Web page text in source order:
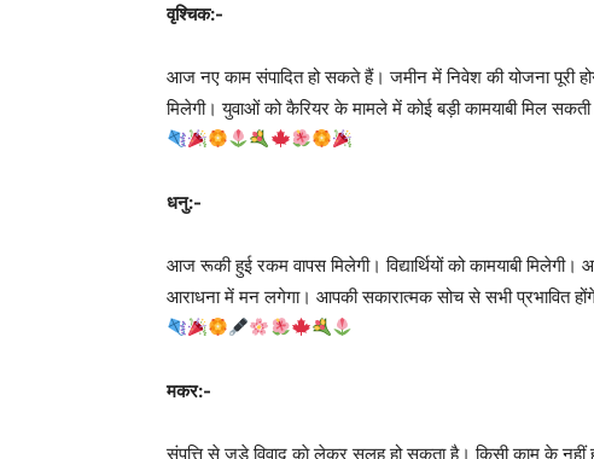
वृश्चिक:-
आज नए काम संपादित हो सकते हैं। जमीन में निवेश की योजना पूरी
मिलेगी। युवाओं को कैरियर के मामले में कोई बड़ी कामयाबी मिल
धनु:-
आज रूकी हुई रकम वापस मिलेगी। विद्यार्थियों को कामयाबी
आराधना में मन लगेगा। आपकी सकारात्मक सोच से सभी प्रभावित
मकर:-
संपत्ति से जुड़े विवाद काे लेकर सुलह हो सकता है। किसी काम के